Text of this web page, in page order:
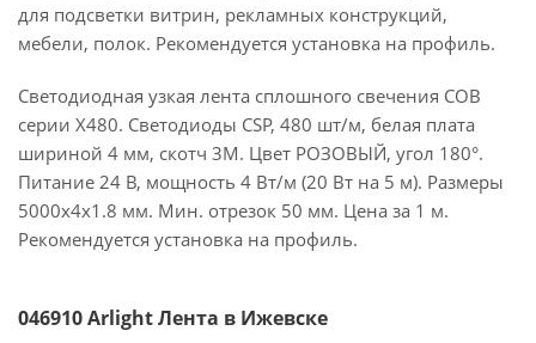
для подсветки витрин, рекламных конструкций,
мебели, полок. Рекомендуется установка на профиль.
Светодиодная узкая лента сплошного свечения COB
серии X480. Светодиоды CSP, 480 шт/м, белая плата
шириной 4 мм, скотч 3M. Цвет РОЗОВЫЙ, угол 180°.
Питание 24 В, мощность 4 Вт/м (20 Вт на 5 м). Размеры
5000х4х1.8 мм. Мин. отрезок 50 мм. Цена за 1 м.
Рекомендуется установка на профиль.
046910 Arlight Лента в Ижевске